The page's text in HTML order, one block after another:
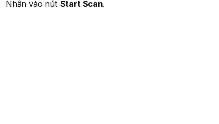
Nhấn vào nút Start Scan.